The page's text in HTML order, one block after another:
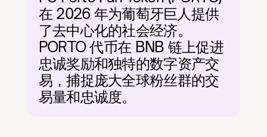
在 2026 年为葡萄牙巨人提供
了去中心化的社会经济。
PORTO 代币在 BNB 链上促进
忠诚奖励和独特的数字资产交
易，捕捉庞大全球粉丝群的交
易量和忠诚度。